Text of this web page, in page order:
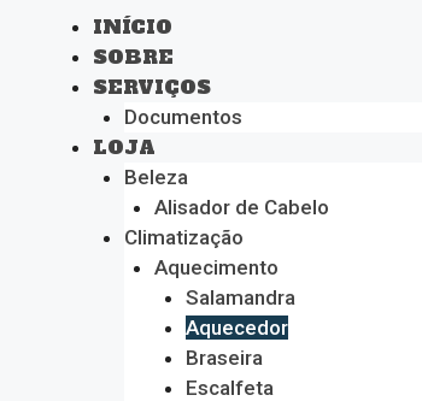
INÍCIO
SOBRE
SERVIÇOS
Documentos
LOJA
Beleza
Alisador de Cabelo
Climatização
Aquecimento
Salamandra
Aquecedor
Braseira
Escalfeta